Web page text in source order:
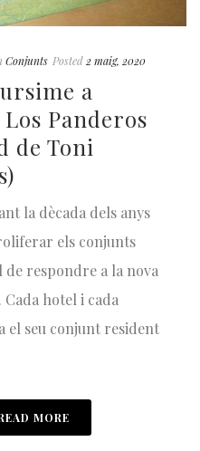
Conjunts Posted 2 maig, 2020
a
Panderos
de Toni
la dècada dels anys
els conjunts
de respondre a la nova
hotel i cada
el seu conjunt resident
MORE